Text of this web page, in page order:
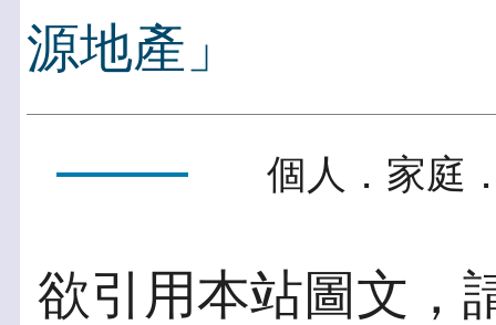
源地產」
個人．家庭
欲引用本站圖文，